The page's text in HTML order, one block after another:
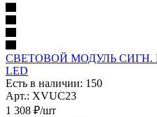
СВЕТОВОЙ МОДУЛЬ СИГН.
LED
Есть в наличии: 150
Арт.: XVUC23
1 308 ₽/шт